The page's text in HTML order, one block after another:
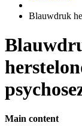
Blauwdruk
Main content